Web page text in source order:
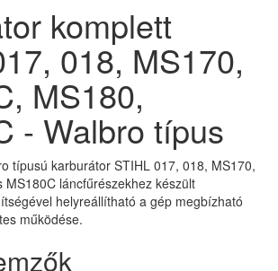
komplett
018, MS170,
MS180,
- Walbro típus
típusú karburátor STIHL 017, 018, MS170,
MS180C láncfűrészekhez készült
helyreállítható a gép megbízható
működése.